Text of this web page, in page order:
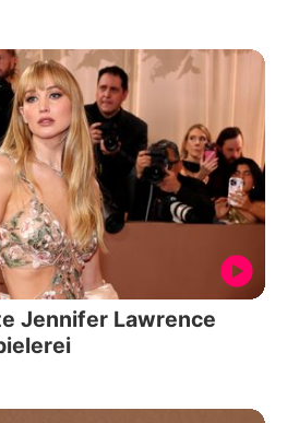
Jennifer Lawrence